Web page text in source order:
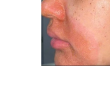
Súp lơ xanh
Tác Dụng
Quan Bằng